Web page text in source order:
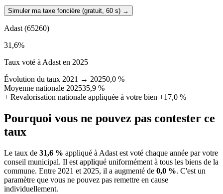
Simuler ma taxe foncière (gratuit, 60 s) →
Adast (65260)
31,6%
Taux voté à Adast en 2025
Évolution du taux 2021 → 20250,0 %
Moyenne nationale 202535,9 %
+ Revalorisation nationale appliquée à votre bien +17,0 %
Pourquoi vous ne pouvez pas contester ce
taux
Le taux de 31,6 % appliqué à Adast est voté chaque année par votre
conseil municipal. Il est appliqué uniformément à tous les biens de la
commune. Entre 2021 et 2025, il a augmenté de 0,0 %. C'est un
paramètre que vous ne pouvez pas remettre en cause
individuellement.